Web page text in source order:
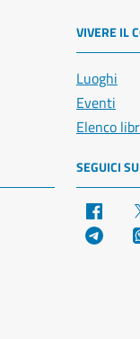
VIVERE IL
Luoghi
Eventi
Elenco
SEGUICI SU